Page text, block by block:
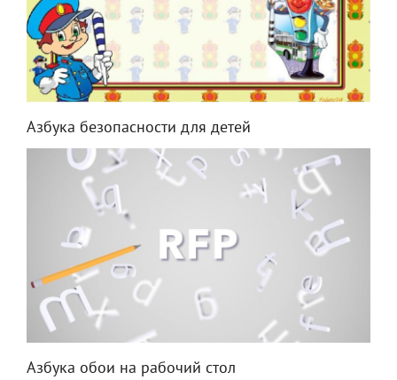
Азбука безопасности для детей
Азбука обои на рабочий стол